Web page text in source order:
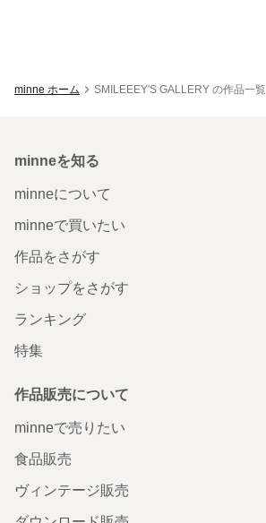
minne ホーム SMILEEEY'S GALLERY の作品一覧
minneを知る
minneについて
minneで買いたい
作品をさがす
ショップをさがす
ランキング
特集
作品販売について
minneで売りたい
食品販売
ヴィンテージ販売